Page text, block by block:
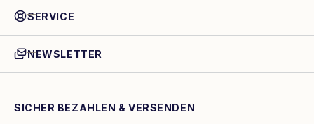
SERVICE
NEWSLETTER
SICHER BEZAHLEN & VERSENDEN